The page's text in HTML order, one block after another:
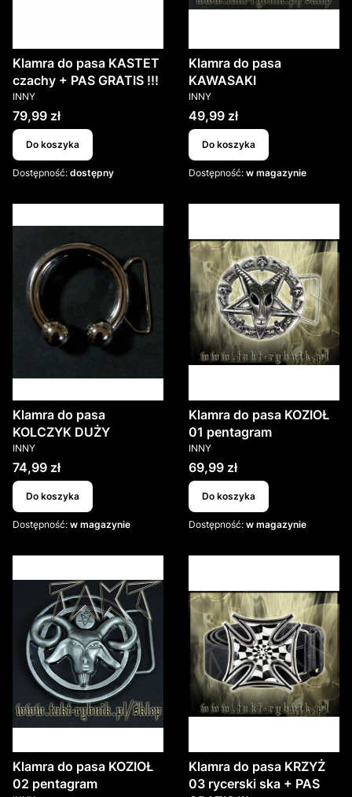
Klamra do pasa KASTET
czachy + PAS GRATIS !!!
PRODUCENT
INNY
Cena
79,99 zł
Do koszyka
Dostępność: dostępny
Klamra do pasa
KAWASAKI
PRODUCENT
INNY
Cena
49,99 zł
Do koszyka
Dostępność: w magazynie
Klamra do pasa
KOLCZYK DUŻY
PRODUCENT
INNY
Cena
74,99 zł
Do koszyka
Dostępność: w magazynie
Klamra do pasa KOZIOŁ
01 pentagram
PRODUCENT
INNY
Cena
69,99 zł
Do koszyka
Dostępność: w magazynie
Klamra do pasa KOZIOŁ
02 pentagram
Klamra do pasa KRZYŻ
03 rycerski ska + PAS